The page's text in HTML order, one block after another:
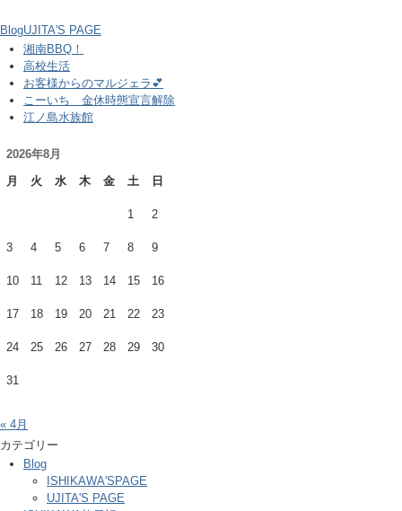
BlogUJITA'S PAGE
湘南BBQ！
高校生活
お客様からのマルジェラ💕
こーいち 金休時態宣言解除
江ノ島水族館
2026年8月
月
火 水 木 金 土 日
1 2
3 4 5 6 7 8 9
10 11 12 13 14 15 16
17 18 19 20 21 22 23
24 25 26 27 28 29 30
31
« 4月
カテゴリー
Blog
ISHIKAWA'SPAGE
UJITA'S PAGE